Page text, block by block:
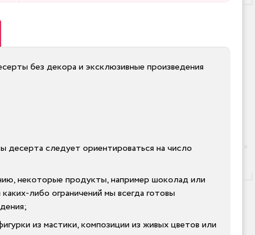
без декора и эксклюзивные произведения
десерта следует ориентироваться на число
некоторые продукты, например шоколад или
либо ограничений мы всегда готовы
из мастики, композиции из живых цветов или